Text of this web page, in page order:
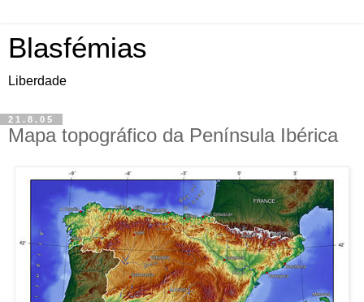
Blasfémias
Liberdade
21.8.05
Mapa topográfico da Península Ibérica